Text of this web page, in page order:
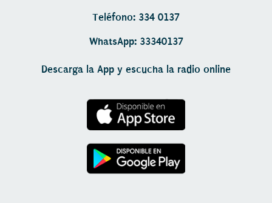
Teléfono: 334 0137
WhatsApp: 33340137
Descarga la App y escucha la radio online